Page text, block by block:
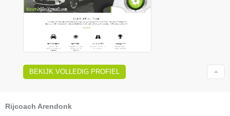
BEKIJK VOLLEDIG PROFIEL
Rijcoach Arendonk